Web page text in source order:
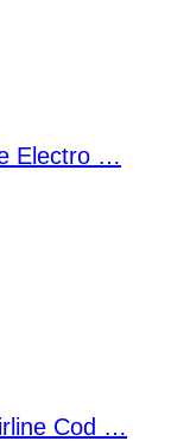
Electro …
Cod …